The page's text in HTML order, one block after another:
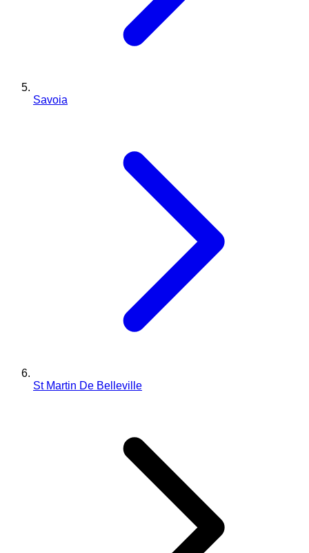
Savoia
St Martin De Belleville